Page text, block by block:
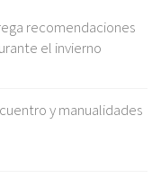
recomendaciones
el invierno
y manualidades